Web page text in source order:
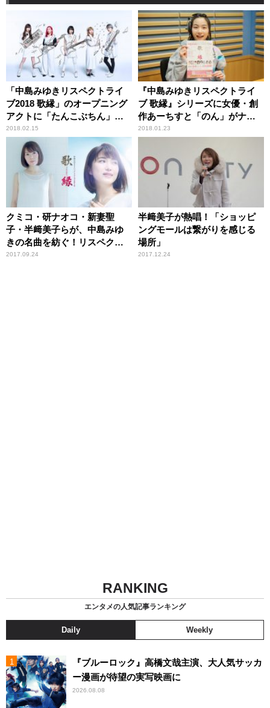
「中島みゆきリスペクトライ
ブ2018 歌縁」のオープニング
アクトに「たんこぶちん」の
出演が決定！
2018.02.15
『中島みゆきリスペクトライ
ブ 歌縁』シリーズに女優・創
作あーちすと「のん」がナレ
ーションで初参加！
2018.01.23
クミコ・研ナオコ・新妻聖
子・半﨑美子らが、中島みゆ
きの名曲を紡ぐ！リスペクト
ライブ日本武道館公演決定！
2017.09.24
半﨑美子が熱唱！「ショッピ
ングモールは繋がりを感じる
場所」
2017.12.24
RANKING
エンタメの人気記事ランキング
Daily Weekly
『ブルーロック』高橋文哉主演、大人気サッカ
ー漫画が待望の実写映画に
2026.08.08